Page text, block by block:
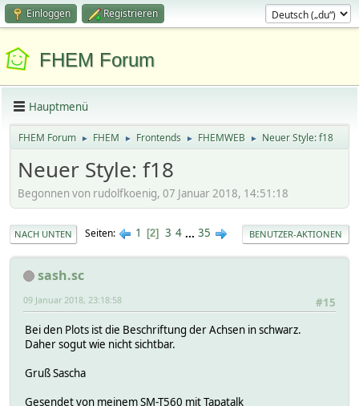
Einloggen Registrieren
FHEM Forum
Hauptmenü
FHEM Forum ► FHEM ► Frontends ► FHEMWEB ► Neuer Style: f18
Neuer Style: f18
Begonnen von rudolfkoenig, 07 Januar 2018, 14:51:18
NACH UNTEN Seiten 1 2 3 4 ... 35 BENUTZER-AKTIONEN
sash.sc
#15
09 Januar 2018, 23:18:58
Bei den Plots ist die Beschriftung der Achsen in schwarz.
Daher sogut wie nicht sichtbar.
Gruß Sascha
Gesendet von meinem SM-T560 mit Tapatalk